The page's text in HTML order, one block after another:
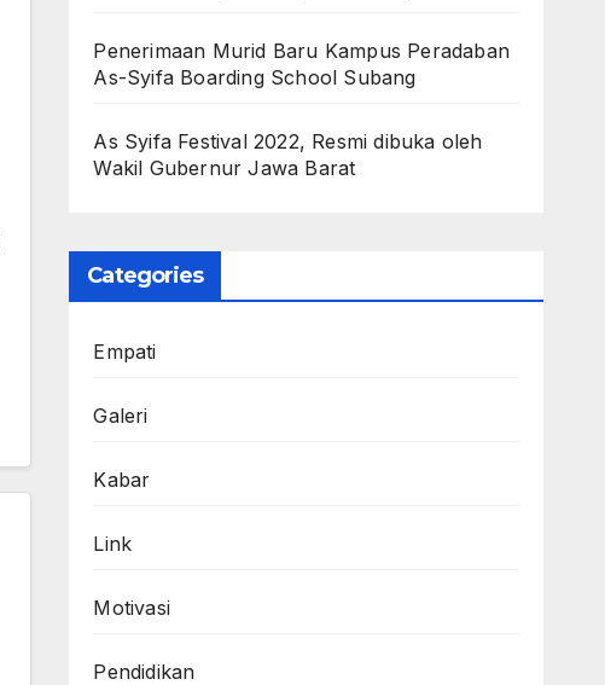
Penerimaan Murid Baru Kampus Peradaban
As-Syifa Boarding School Subang
As Syifa Festival 2022, Resmi dibuka oleh
Wakil Gubernur Jawa Barat
Categories
Empati
Galeri
Kabar
Link
Motivasi
Pendidikan